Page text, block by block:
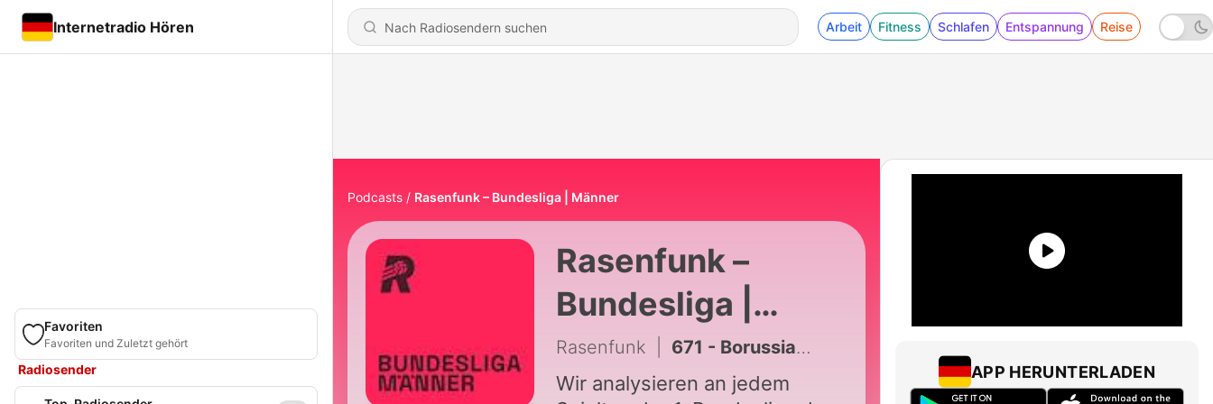
Internetradio Hören Arbeit Fitness Schlafen Entspannung Reise
Favoriten
Favoriten und Zuletzt gehört
Radiosender
Podcasts Rasenfunk – Bundesliga | Männer
Rasenfunk –
Bundesliga |
Männer
Rasenfunk 671 - Borussia Mönchengladbach: Findet Polanski seinen Mut? (Saisonbilanz 25/26)
Wir analysieren an jedem
APP HERUNTERLADEN